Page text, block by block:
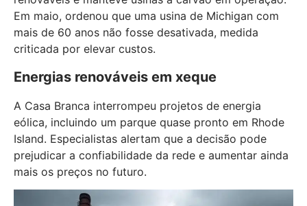
Em maio, ordenou que uma usina de Michigan com
mais de 60 anos não fosse desativada, medida
criticada por elevar custos.
Energias renováveis em xeque
A Casa Branca interrompeu projetos de energia
eólica, incluindo um parque quase pronto em Rhode
Island. Especialistas alertam que a decisão pode
prejudicar a confiabilidade da rede e aumentar ainda
mais os preços no futuro.